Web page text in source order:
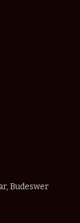
Budeswer